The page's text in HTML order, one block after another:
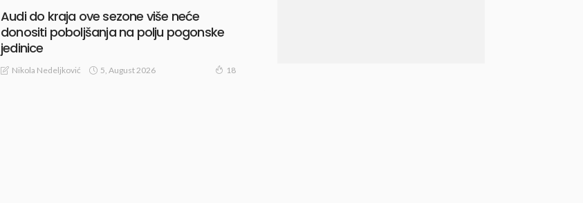
Audi do kraja ove sezone više neće
donositi poboljšanja na polju pogonske
jedinice
Nikola Nedeljković 5, August 2026 18